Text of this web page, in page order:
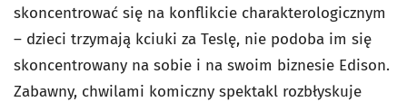
skoncentrować się na konflikcie charakterologicznym
– dzieci trzymają kciuki za Teslę, nie podoba im się
skoncentrowany na sobie i na swoim biznesie Edison.
Zabawny, chwilami komiczny spektakl rozbłyskuje